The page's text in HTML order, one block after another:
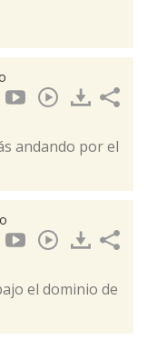
andando por el
el dominio de